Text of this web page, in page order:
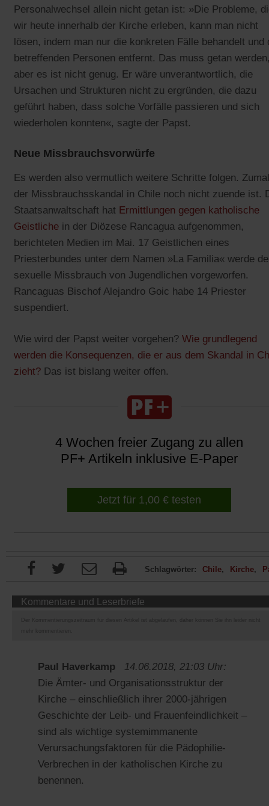
Personalwechsel allein nicht getan ist: »Die Probleme,
wir heute innerhalb der Kirche erleben, kann man nicht
lösen, indem man nur die konkreten Fälle behandelt und
betreffenden Personen entfernt. Das muss getan
aber es ist nicht genug. Er wäre unverantwortlich, die
Ursachen und Strukturen nicht zu ergründen, die dazu
geführt haben, dass solche Vorfälle passieren und sich
wiederholen konnten«, sagte der Papst.
Neue Missbrauchsvorwürfe
Es werden also vermutlich weitere Schritte folgen. Zumal
der Missbrauchsskandal in Chile noch nicht zuende ist.
Staatsanwaltschaft hat Ermittlungen gegen katholische
Geistliche in der Diözese Rancagua aufgenommen,
berichteten Medien im Mai. 17 Geistlichen eines
Priesterbundes unter dem Namen »La Familia« werde
sexuelle Missbrauch von Jugendlichen vorgeworfen.
Rancaguas Bischof Alejandro Goic habe 14 Priester
suspendiert.
Wie wird der Papst weiter vorgehen? Wie grundlegend
werden die Konsequenzen, die er aus dem Skandal in
zieht? Das ist bislang weiter offen.
4 Wochen freier Zugang zu allen
PF+ Artikeln inklusive E-Paper
Jetzt für 1,00 € testen
Schlagwörter: Chile Kirche
Kommentare und Leserbriefe
Paul Haverkamp
14.06.2018, 21:03 Uhr:
Die Ämter- und Organisationsstruktur der
Kirche – einschließlich ihrer 2000-jährigen
Geschichte der Leib- und Frauenfeindlichkeit –
sind als wichtige systemimmanente
Verursachungsfaktoren für die Pädophilie-
Verbrechen in der katholischen Kirche zu
benennen.